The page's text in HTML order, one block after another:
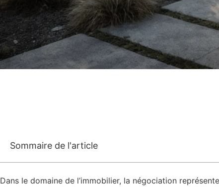
Sommaire de l'article
Dans le domaine de l’immobilier, la négociation